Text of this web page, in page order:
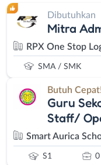
Dibutuhkan
Mitra
RPX One Stop
SMA / SMK
Butuh Cepat!
Guru
Staff/
Smart Aurica
S1 0